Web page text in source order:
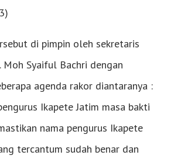
di pimpin oleh sekretaris
Moh Syaiful Bachri dengan
agenda rakor diantaranya :
Ikapete Jatim masa bakti
nama pengurus Ikapete
tercantum sudah benar dan